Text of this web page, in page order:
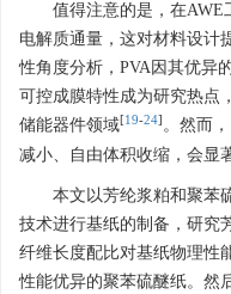
值得注意的是，在
电解质通量，这对材料设计
性角度分析，PVA因其优异
可控成膜特性成为研究热点
储能器件领域[19-24] 。然而
减小、自由体积收缩，会显
本文以芳纶浆粕和聚苯
技术进行基纸的制备，研究
纤维长度配比对基纸物理性
性能优异的聚苯硫醚纸。然